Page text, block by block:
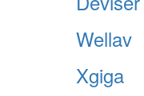
Wellav
Xgiga